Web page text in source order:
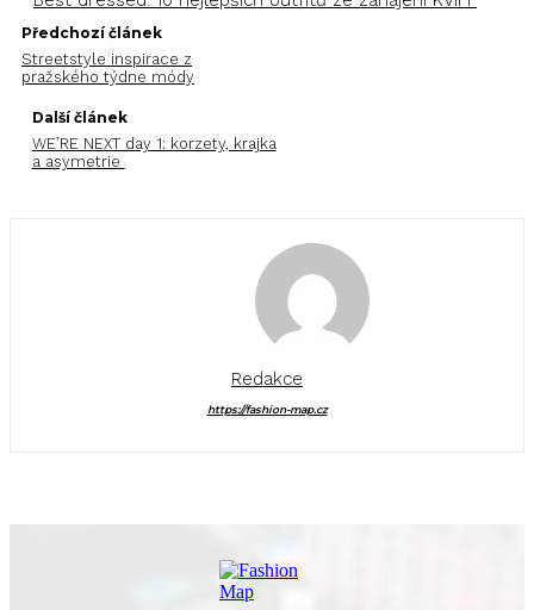
Předchozí článek
Streetstyle inspirace z
pražského týdne módy
Další článek
WE’RE NEXT day 1: korzety, krajka
a asymetrie
Redakce
https://fashion-map.cz